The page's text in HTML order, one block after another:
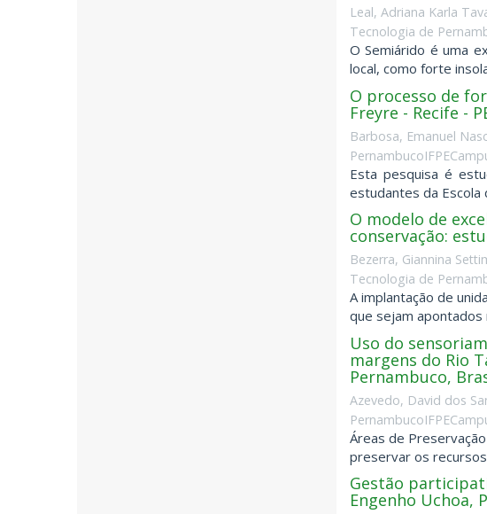
Leal, Adriana Karla
Tecnologia de
O Semiárido é uma
local, como forte
O processo de
Freyre - Recife -
Barbosa, Emanuel
Esta pesquisa é
estudantes da Escola
O modelo de
conservação:
Bezerra, Giannina
Tecnologia de
A implantação de
que sejam
Uso do
margens do Rio
Pernambuco,
Azevedo, David dos
Áreas de
preservar os
Gestão
Engenho Uchoa,